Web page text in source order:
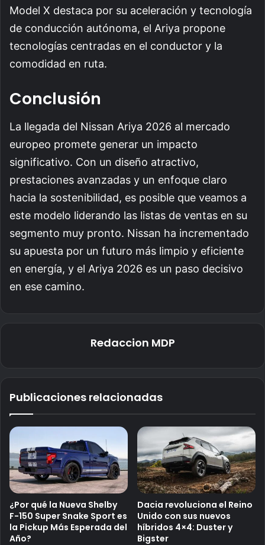
Model X destaca por su aceleración y tecnología
de conducción autónoma, el Ariya propone
tecnologías centradas en el conductor y la
comodidad en ruta.
Conclusión
La llegada del Nissan Ariya 2026 al mercado
europeo promete generar un impacto
significativo. Con un diseño atractivo,
prestaciones avanzadas y un enfoque claro
hacia la sostenibilidad, es posible que veamos a
este modelo liderando las listas de ventas en su
segmento muy pronto. Nissan ha incrementado
su apuesta por un futuro más limpio y eficiente
en energía, y el Ariya 2026 es un paso decisivo
en ese camino.
Redaccion MDP
Publicaciones relacionadas
¿Por qué la Nueva Shelby
F-150 Super Snake Sport es
la Pickup Más Esperada del
Año?
Dacia revoluciona el Reino
Unido con sus nuevos
híbridos 4×4: Duster y
Bigster